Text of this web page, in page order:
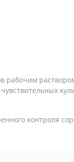
рабочим
контроля